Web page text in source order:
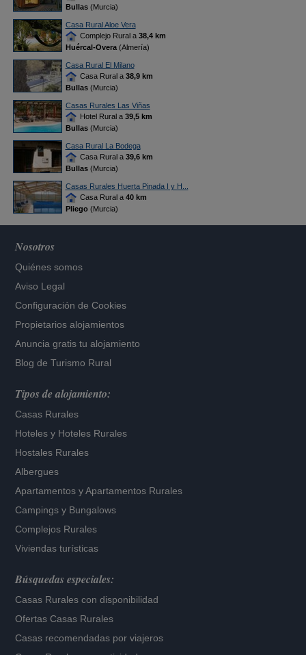
Bullas(Murcia)
Casa Rural Aloe Vera
Complejo Rural a 38,4 km
Huércal-Overa(Almería)
Casa Rural El Milano
Casa Rural a 38,9 km
Bullas(Murcia)
Casas Rurales Las Viñas
Hotel Rural a 39,5 km
Bullas(Murcia)
Casa Rural La Bodega
Casa Rural a 39,6 km
Bullas(Murcia)
Casas Rurales Huerta Pinada I y H...
Casa Rural a 40 km
Pliego(Murcia)
Nosotros
Quiénes somos
Aviso Legal
Configuración de Cookies
Propietarios alojamientos
Anuncia gratis tu alojamiento
Blog de Turismo Rural
Tipos de alojamiento:
Casas Rurales
Hoteles y Hoteles Rurales
Hostales Rurales
Albergues
Apartamentos yApartamentos Rurales
Campings y Bungalows
Complejos Rurales
Viviendas turísticas
Búsquedas especiales:
Casas Rurales con disponibilidad
Ofertas Casas Rurales
Casas recomendadas por viajeros